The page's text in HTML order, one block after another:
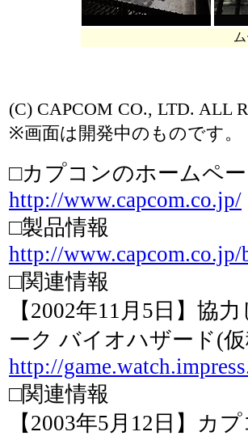
(C) CAPCOM CO., LTD. ALL
※画面は開発中のものです。
□カプコンのホームペ
http://www.capcom.co.jp/
□製品情報
http://www.capcom.co.jp/
□関連情報
【2002年11月5日】協
ーク バイオハザード(仮
http://
□関連情報
【2003年5月12日】カ